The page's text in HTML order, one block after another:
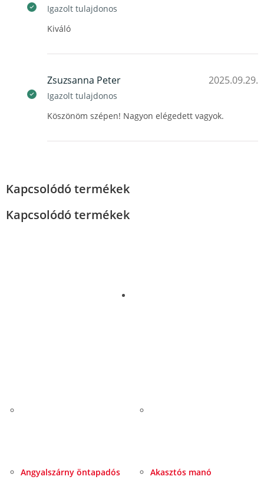
Igazolt tulajdonos
Kiváló
Zsuzsanna Peter
Igazolt tulajdonos
2025.09.29.
Köszönöm szépen! Nagyon elégedett vagyok.
Kapcsolódó termékek
Kapcsolódó termékek
Angyalszárny öntapadós Akasztós manó